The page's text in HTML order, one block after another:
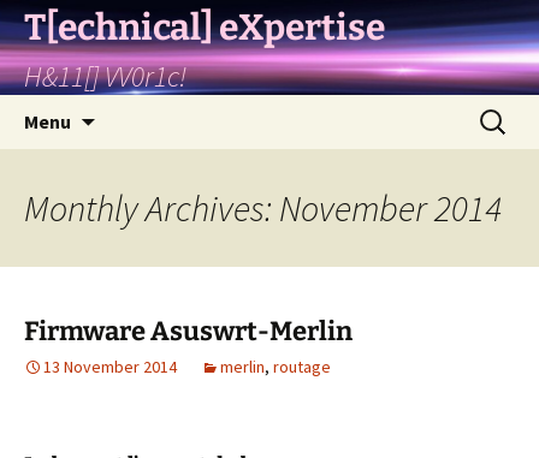
T[echnical] eXpertise
H&11[] VV0r1c!
Menu
Search
for:
Monthly Archives: November 2014
Firmware Asuswrt-Merlin
13 November 2014 merlin, routage